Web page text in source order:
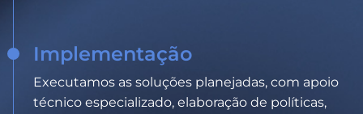
Implementação
Executamos as soluções planejadas, com apoio
técnico especializado, elaboração de políticas,